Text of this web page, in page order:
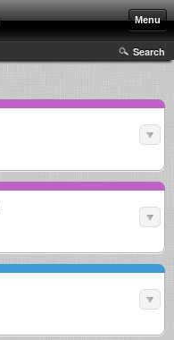
Menu
Search